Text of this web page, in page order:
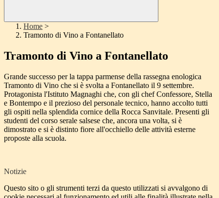
Home >
Tramonto di Vino a Fontanellato
Tramonto di Vino a Fontanellato
Grande successo per la tappa parmense della rassegna enologica
Tramonto di Vino che si è svolta a Fontanellato il 9 settembre.
Protagonista l'Istituto Magnaghi che, con gli chef Confessore, Stella
e Bontempo e il prezioso del personale tecnico, hanno accolto tutti
gli ospiti nella splendida cornice della Rocca Sanvitale. Presenti gli
studenti del corso serale salsese che, ancora una volta, si è
dimostrato e si è distinto fiore all'occhiello delle attività esterne
proposte alla scuola.
Notizie
Questo sito o gli strumenti terzi da questo utilizzati si avvalgono di